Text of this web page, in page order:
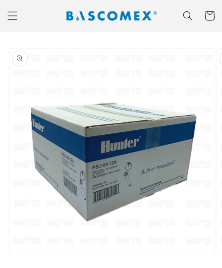
directamente
al contenido
Carrito
a la
información